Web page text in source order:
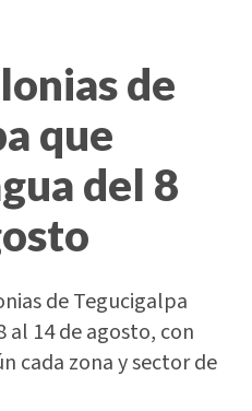
de
que
del 8
de Tegucigalpa
al 14 de agosto, con
cada zona y sector de